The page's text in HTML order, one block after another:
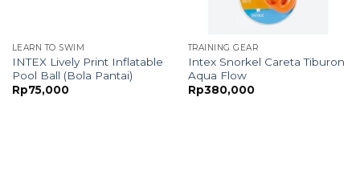
LEARN TO SWIM
INTEX Lively Print Inflatable
Pool Ball (Bola Pantai)
Rp75,000
TRAINING GEAR
Intex Snorkel Careta Tiburon
Aqua Flow
Rp380,000